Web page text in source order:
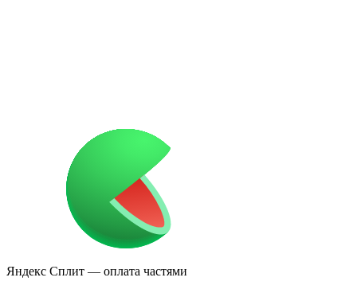
Яндекс Сплит — оплата частями